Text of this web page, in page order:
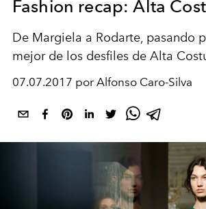
Fashion recap: Alta
De Margiela a Rodarte, pasando
mejor de los desfiles de Alta
07.07.2017 por Alfonso Caro-Silva